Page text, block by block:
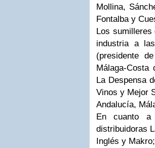
Mollina,
Fontalba y
Los sumilleres
industria a
(presidente
Málaga-
La Despensa
Vinos y Mejor
Andalucía,
En cuanto a
distribuidoras
Inglés y